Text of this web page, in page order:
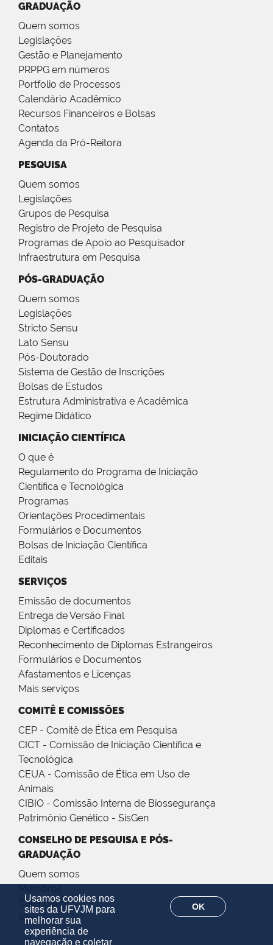
Usamos cookies nos
sites da UFVJM para
melhorar sua
experiência de
navegação e coletar
OK
GRADUAÇÃO
Quem somos
Legislações
Gestão e Planejamento
PRPPG em números
Portfolio de Processos
Calendário Acadêmico
Recursos Financeiros e Bolsas
Contatos
Agenda da Pró-Reitora
PESQUISA
Quem somos
Legislações
Grupos de Pesquisa
Registro de Projeto de Pesquisa
Programas de Apoio ao Pesquisador
Infraestrutura em Pesquisa
PÓS-GRADUAÇÃO
Quem somos
Legislações
Stricto Sensu
Lato Sensu
Pós-Doutorado
Sistema de Gestão de Inscrições
Bolsas de Estudos
Estrutura Administrativa e Acadêmica
Regime Didático
INICIAÇÃO CIENTÍFICA
O que é
Regulamento do Programa de Iniciação
Científica e Tecnológica
Programas
Orientações Procedimentais
Formulários e Documentos
Bolsas de Iniciação Científica
Editais
SERVIÇOS
Emissão de documentos
Entrega de Versão Final
Diplomas e Certificados
Reconhecimento de Diplomas Estrangeiros
Formulários e Documentos
Afastamentos e Licenças
Mais serviços
COMITÊ E COMISSÕES
CEP - Comitê de Ética em Pesquisa
CICT - Comissão de Iniciação Científica e
Tecnológica
CEUA - Comissão de Ética em Uso de
Animais
CIBIO - Comissão Interna de Biossegurança
Patrimônio Genético - SisGen
CONSELHO DE PESQUISA E PÓS-
GRADUAÇÃO
Quem somos
Calendário
Atas